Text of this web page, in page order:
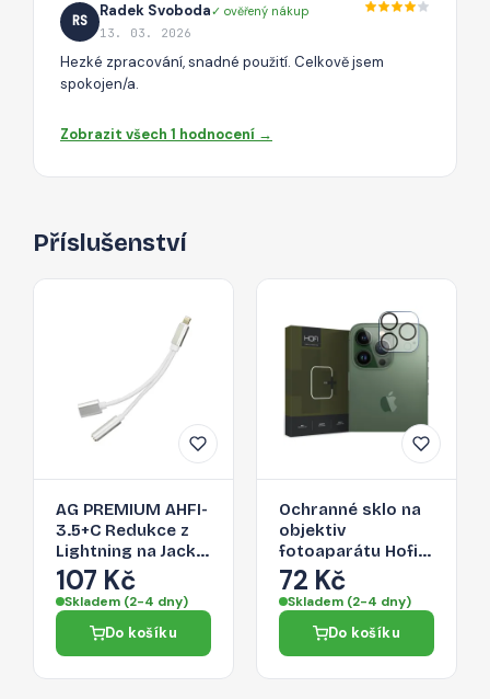
RS
Radek Svoboda✓ ověřený nákup
13. 03. 2026
Hezké zpracování, snadné použití. Celkově jsem
spokojen/a.
Zobrazit všech 1 hodnocení →
Příslušenství
AG PREMIUM AHFI-
3.5+C Redukce z
Lightning na Jack
3,5/Lightning,
stříbrná
107 Kč
Skladem (2-4 dny)
Do košíku
Ochranné sklo na
objektiv
fotoaparátu Hofi
Cam Pro+ Apple
iPhone 15 Pro/15
Pro Max - čiré
72 Kč
Skladem (2-4 dny)
Do košíku